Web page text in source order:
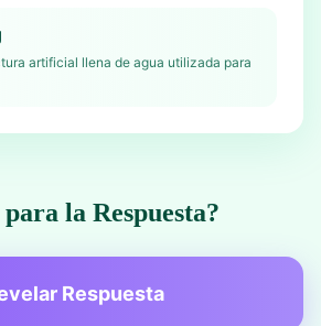
artificial llena de agua utilizada para
la Respuesta?
Respuesta